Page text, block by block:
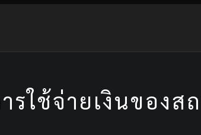
รใช้จ่ายเงินของ